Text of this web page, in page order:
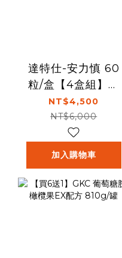
達特仕-安力慎 60
粒/盒【4盒組】加
贈舒特膚AD滋養乳
液295ml一瓶
NT$4,500
NT$6,000
加入購物車